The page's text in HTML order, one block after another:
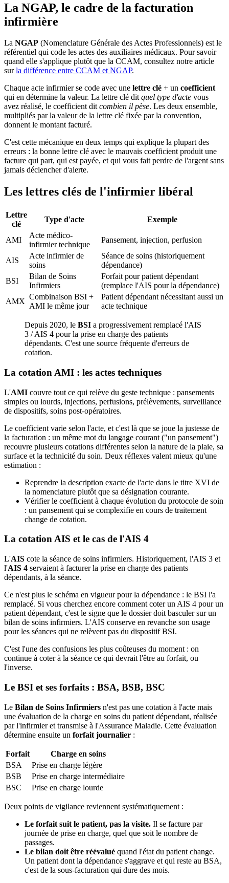
La NGAP, le cadre de la facturation
infirmière
La NGAP (Nomenclature Générale des Actes Professionnels) est le
référentiel qui code les actes des auxiliaires médicaux. Pour savoir
quand elle s'applique plutôt que la CCAM, consultez notre article
surla différence entre CCAM et NGAP.
Chaque acte infirmier se code avec une lettre clé + un coefficient
qui en détermine la valeur. La lettre clé ditquel type d'acte vous
avez réalisé, le coefficient ditcombien il pèse. Les deux ensemble,
multipliés par la valeur de la lettre clé fixée par la convention,
donnent le montant facturé.
C'est cette mécanique en deux temps qui explique la plupart des
erreurs : la bonne lettre clé avec le mauvais coefficient produit une
facture qui part, qui est payée, et qui vous fait perdre de l'argent sans
jamais déclencher d'alerte.
Les lettres clés de l'infirmier libéral
Lettre
clé
Type d'acte Exemple
AMI
Acte médico-
infirmier technique
Pansement, injection, perfusion
AIS
Acte infirmier de
soins
Séance de soins (historiquement
dépendance)
BSI
Bilan de Soins
Infirmiers
Forfait pour patient dépendant
(remplace l'AIS pour la dépendance)
AMX
Combinaison BSI +
AMI le même jour
Patient dépendant nécessitant aussi un
acte technique
Depuis 2020, le BSI a progressivement remplacé l'AIS
3 / AIS 4 pour la prise en charge des patients
dépendants. C'est une source fréquente d'erreurs de
cotation.
La cotation AMI : les actes techniques
L'AMI couvre tout ce qui relève du geste technique : pansements
simples ou lourds, injections, perfusions, prélèvements, surveillance
de dispositifs, soins post-opératoires.
Le coefficient varie selon l'acte, et c'est là que se joue la justesse de
la facturation : un même mot du langage courant ("un pansement")
recouvre plusieurs cotations différentes selon la nature de la plaie, sa
surface et la technicité du soin. Deux réflexes valent mieux qu'une
estimation :
Reprendre la description exacte de l'acte dans le titre XVI de
la nomenclature plutôt que sa désignation courante.
Vérifier le coefficient à chaque évolution du protocole de soin
: un pansement qui se complexifie en cours de traitement
change de cotation.
La cotation AIS et le cas de l'AIS 4
L'AIS cote la séance de soins infirmiers. Historiquement, l'AIS 3 et
l'AIS 4 servaient à facturer la prise en charge des patients
dépendants, à la séance.
Ce n'est plus le schéma en vigueur pour la dépendance : le BSI l'a
remplacé. Si vous cherchez encore comment coter un AIS 4 pour un
patient dépendant, c'est le signe que le dossier doit basculer sur un
bilan de soins infirmiers. L'AIS conserve en revanche son usage
pour les séances qui ne relèvent pas du dispositif BSI.
C'est l'une des confusions les plus coûteuses du moment : on
continue à coter à la séance ce qui devrait l'être au forfait, ou
l'inverse.
Le BSI et ses forfaits : BSA, BSB, BSC
Le Bilan de Soins Infirmiers n'est pas une cotation à l'acte mais
une évaluation de la charge en soins du patient dépendant, réalisée
par l'infirmier et transmise à l'Assurance Maladie. Cette évaluation
détermine ensuite un forfait journalier :
Forfait
Charge en soins
BSA
Prise en charge légère
BSB
Prise en charge intermédiaire
BSC
Prise en charge lourde
Deux points de vigilance reviennent systématiquement :
Le forfait suit le patient, pas la visite. Il se facture par
journée de prise en charge, quel que soit le nombre de
passages.
Le bilan doit être réévalué quand l'état du patient change.
Un patient dont la dépendance s'aggrave et qui reste au BSA,
c'est de la sous-facturation qui dure des mois.